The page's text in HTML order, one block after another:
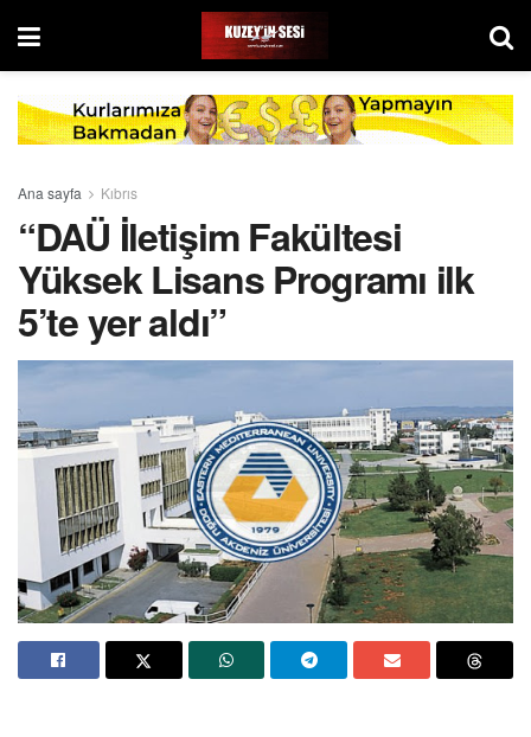
Ana sayfa Kıbrıs
“DAÜ İletişim Fakültesi
Yüksek Lisans Programı ilk
5’te yer aldı”